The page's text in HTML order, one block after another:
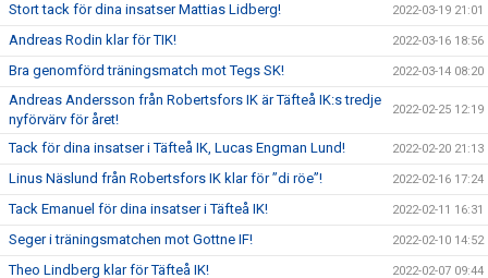
Stort tack för dina insatser Mattias Lidberg! 2022-03-19 21:01
Andreas Rodin klar för TIK! 2022-03-16 18:56
Bra genomförd träningsmatch mot Tegs SK! 2022-03-14 08:20
Andreas Andersson från Robertsfors IK är Täfteå IK:s tredje
nyförvärv för året!
2022-02-25 12:19
Tack för dina insatser i Täfteå IK, Lucas Engman Lund! 2022-02-20 21:13
Linus Näslund från Robertsfors IK klar för ”di röe”! 2022-02-16 17:24
Tack Emanuel för dina insatser i Täfteå IK! 2022-02-11 16:31
Seger i träningsmatchen mot Gottne IF! 2022-02-10 14:52
Theo Lindberg klar för Täfteå IK! 2022-02-07 09:44